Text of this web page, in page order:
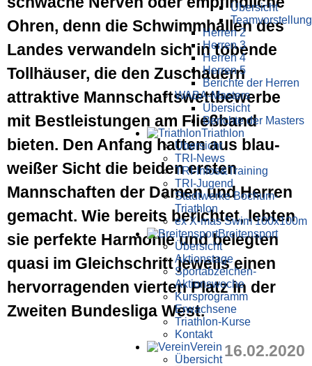
Übersicht
Teamvorstellung
Herren 2
Herren 3
Herren 4
Herren 5
Berichte der Herren
WABA-Masters
Übersicht
Berichte der Masters
Triathlon
Übersicht
TRI-News
TRI-Infos&Training
TRI-Jugend
Stadtwerke Bochum-
Triathlon
ex X-mas Swim 100x100m
Breiten­sport
Übersicht
Aktionstage
Sportabzeichen-
Aktionswoche
Kursprogramm
Erwachsene
Triathlon-Kurse
Kontakt
Verein
Übersicht
Ohren, denn die Schwimmhallen des
Landes verwandeln sich in tobende
Tollhäuser, die den Zuschauern
attraktive Mannschaftswettbewerbe
mit Bestleistungen am Fließband
bieten. Den Anfang hatten aus blau-
weißer Sicht die beiden ersten
Mannschaften der Damen und Herren
gemacht. Wie bereits berichtet, lebten
sie perfekte Harmonie und belegten
quasi im Gleichschritt jeweils einen
hervorragenden vierten Platz in der
Zweiten Bundesliga West.
16.02.2020